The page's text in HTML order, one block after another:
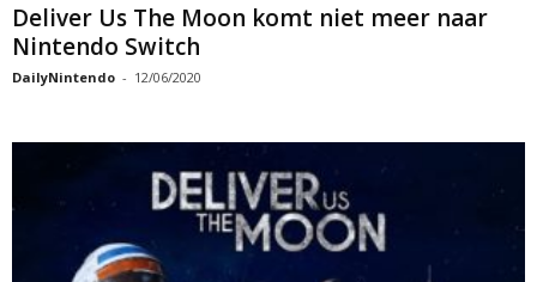
Deliver Us The Moon komt niet meer naar
Nintendo Switch
DailyNintendo - 12/06/2020